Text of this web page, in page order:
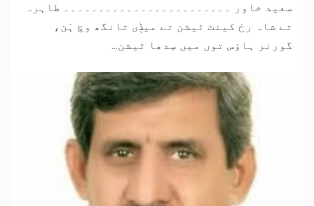
سعید خاور ۔۔۔۔۔۔۔۔۔۔۔۔۔۔۔۔۔۔۔۔۔۔۔۔ طاہرہ
تے شاہ رخ کینٹ ٹیشن تے میݙی تانگھ وچ ہَن،
گورنر ہاؤس توں میں سِدھا ٹیشن...